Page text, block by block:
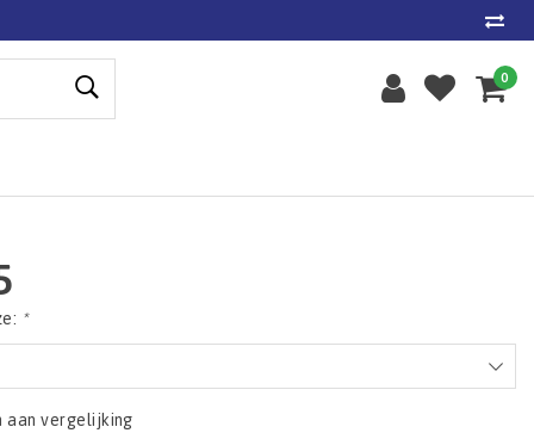
0
*
aan vergelijking